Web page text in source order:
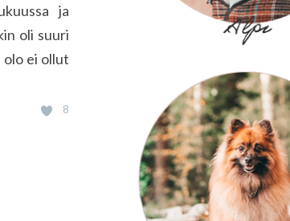
ja
oli suuri
olo ei ollut
8